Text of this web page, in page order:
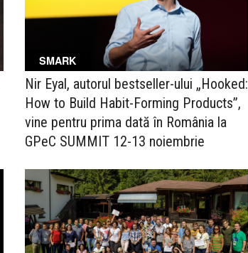
SMARK
Nir Eyal, autorul bestseller-ului „Hooked:
How to Build Habit-Forming Products”,
vine pentru prima dată în România la
GPeC SUMMIT 12-13 noiembrie